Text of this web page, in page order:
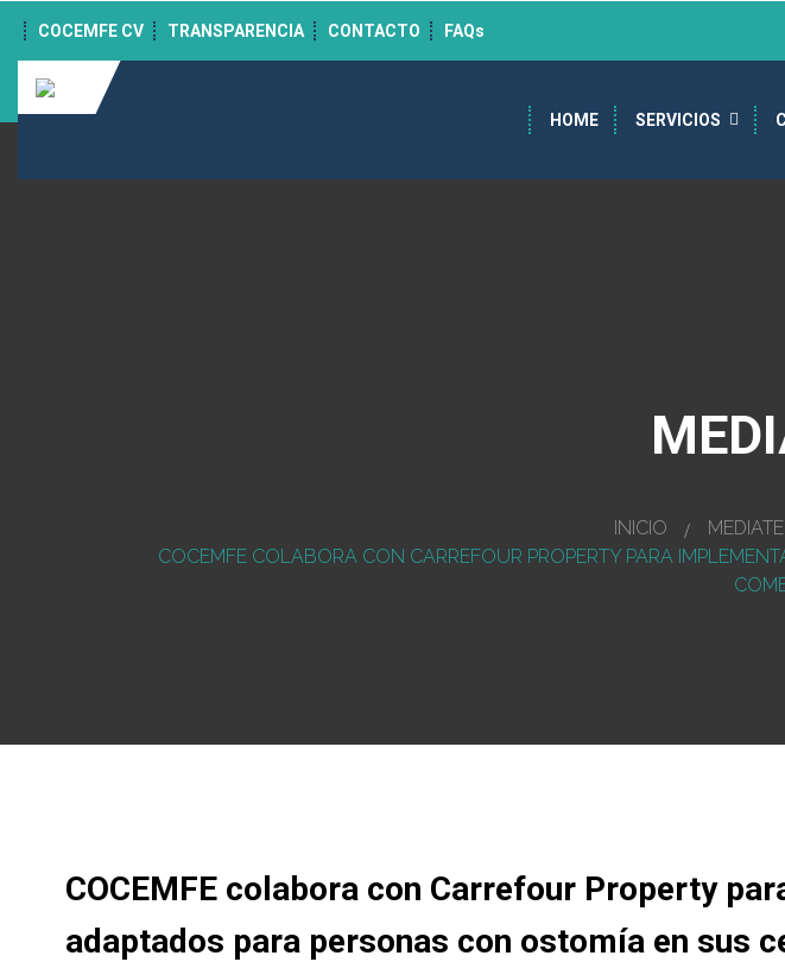
COCEMFE CV
TRANSPARENCIA CONTACTO FAQs
HOME SERVICIOS
INICIO
COCEMFE COLABORA CON CARREFOUR PROPERTY PARA
COCEMFE colabora con Carrefour Property
adaptados para personas con ostomía en sus